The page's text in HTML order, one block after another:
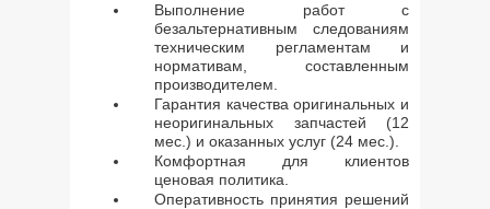
Выполнение работ с
безальтернативным следованиям
техническим регламентам и
нормативам, составленным
производителем.
Гарантия качества оригинальных и
неоригинальных запчастей (12
мес.) и оказанных услуг (24 мес.).
Комфортная для клиентов
ценовая политика.
Оперативность принятия решений